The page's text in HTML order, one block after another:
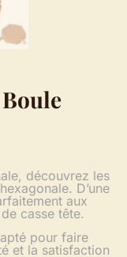
découvrez les
D’une
aux
casse tête.
pour faire
et la satisfaction